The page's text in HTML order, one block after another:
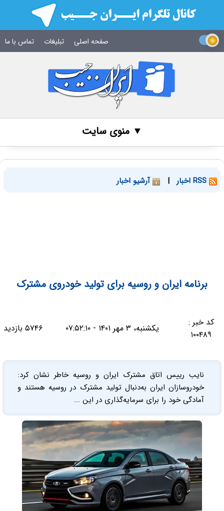
صفحه اصلی تبلیغات تماس با ما
▼ منوی سایت
| آرشیو اخبار
برنامه ایران و روسیه برای تولید خودروی مشترک
کد خبر :
۱۰۰۴۸۹
یکشنبه، ۳ مهر ۱۴۰۱ - ۰۷:۵۲:۱۰ ۵۷۴۶ بازدید
نایب رییس اتاق مشترک ایران و روسیه خاطر نشان کرد:
خودروسازان ایران به‌دنبال تولید مشترک در روسیه هستند و
آمادگی خود را برای سرمایه‌گذاری در این ...